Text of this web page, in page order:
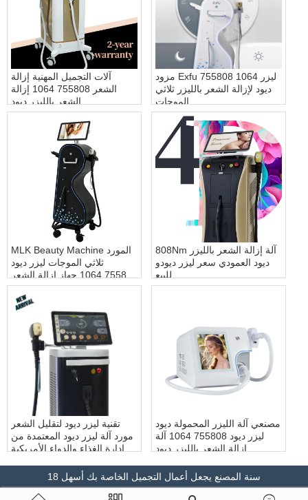
آلات التجميل المهنية إزالة
الشعر 755808 1064 إزالة
الشعر بالليزر ديود
مزود Exfu 755808 1064 ليزر
ديود لإزالة الشعر بالليزر ثلاثي
الموجات
MLK Beauty Machine المورد
ثلاثي الموجات ليزر ديود
755808 1064 جهاز إزالة الشعر
بالليزر دايود
808Nm آلة إزالة الشعر بالليزر
ديود العمودي سعر ليزر ديودو
للبيع
تقنية ليزر ديود لتقليل الشعر
مورد آلة ليزر ديود المعتمدة من
إدارة الغذاء والدواء الأمريكية
مصنعي آلة الليزر المحمولة ديود
ليزر ديود 755808 1064 آلة
إزالة الشعر بالليزر ديود
18 سنة المصنع يجعل أعمال التجميل الخاصة بك أسهل